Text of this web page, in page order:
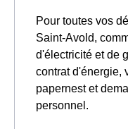
Pour toutes vos
Saint-Avold,
d'électricité et de
contrat d'énergie,
papernest et
personnel.